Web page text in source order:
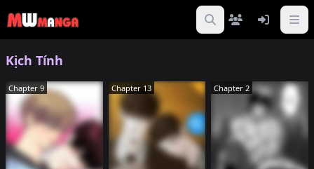
Kịch Tính
Chapter 9 Chapter 13 Chapter 2